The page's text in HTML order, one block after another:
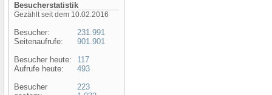
Besucherstatistik
Gezählt seit dem 10.02.2016
Besucher:
Seitenaufrufe:
Besucher heute:
Aufrufe heute:
Besucher
231.991
901.901
117
493
223